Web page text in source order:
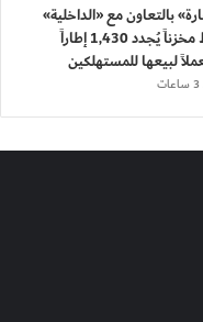
بالتعاون مع «الداخلية»
تضبط مخزناً يُجدد 1,430 إطاراً
لبيعها للمستهلكين